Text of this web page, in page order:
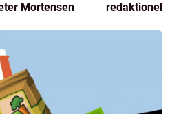
Mortensen redaktionel